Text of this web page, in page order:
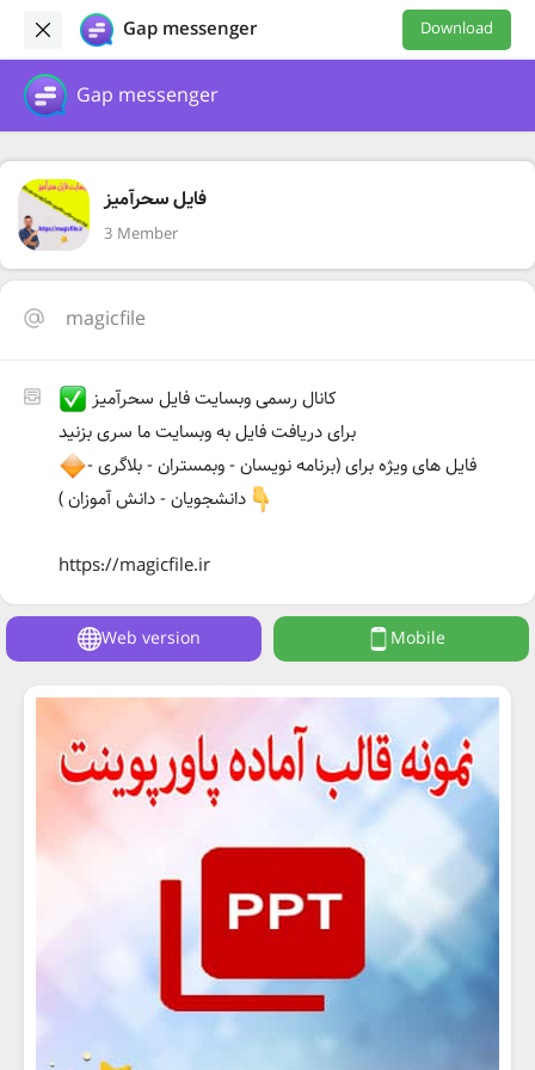
Gap messenger Download
Gap messenger
فایل سحرآمیز
3 Member
magicfile
کانال رسمی وبسایت فایل سحرآمیز
برای دریافت فایل به وبسایت ما سری بزنید
فایل های ویژه برای (برنامه نویسان - وبمستران - بلاگری -
دانشجویان - دانش آموزان )
https://magicfile.ir
Web version Mobile